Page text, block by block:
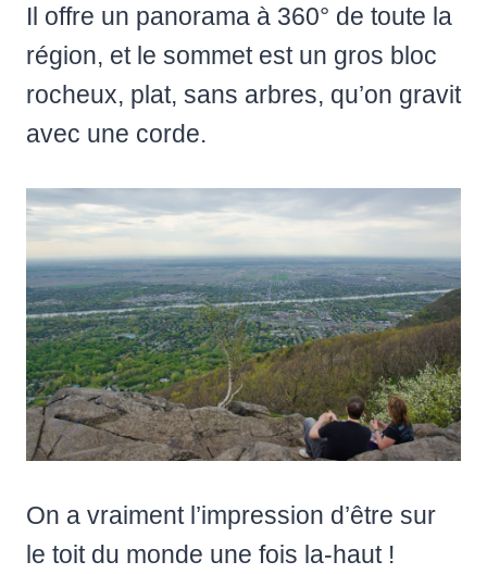
Il offre un panorama à 360° de toute la
région, et le sommet est un gros bloc
rocheux, plat, sans arbres, qu’on gravit
avec une corde.
On a vraiment l’impression d’être sur
le toit du monde une fois la-haut !